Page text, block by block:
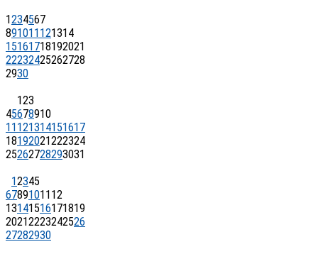
1234567
891011121314
15161718192021
22232425262728
2930
123
45678910
11121314151617
18192021222324
25262728293031
12345
6789101112
13141516171819
20212223242526
27282930